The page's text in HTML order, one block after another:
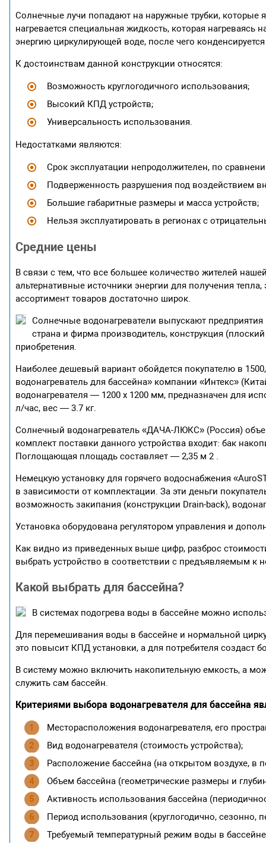
Солнечные лучи попадают на наружные трубки, которые
нагревается специальная жидкость, которая нагреваясь
энергию циркулирующей воде, после чего
К достоинствам данной конструкции относятся:
Возможность круглогодичного использования;
Высокий КПД устройств;
Универсальность использования.
Недостатками являются:
Срок эксплуатации непродолжителен, по
Подверженность разрушения под воздействием
Большие габаритные размеры и масса устройств;
Нельзя эксплуатировать в регионах с
Средние цены
В связи с тем, что все большее количество жителей
альтернативные источники энергии для получения
ассортимент товаров достаточно широк.
Солнечные водонагреватели выпускают
страна и фирма производитель, конструкция
приобретения.
Наиболее дешевый вариант обойдется покупателю в
водонагреватель для бассейна» компании «Интекс»
водонагревателя — 1200 х 1200 мм, предназначен для
л/час, вес — 3.7 кг.
Солнечный водонагреватель «ДАЧА-ЛЮКС» (Россия)
комплект поставки данного устройства входит: бак
Поглощающая площадь составляет — 2,35 м 2 .
Немецкую установку для горячего водоснабжения
в зависимости от комплектации. За эти деньги
возможность закипания (конструкции Drain-back),
Установка оборудована регулятором управления и
Как видно из приведенных выше цифр, разброс
выбрать устройство в соответствии с предъявляемым к
Какой выбрать для бассейна?
В системах подогрева воды в бассейне можно
Для перемешивания воды в бассейне и нормальной
это повысит КПД установки, а для потребителя создаст
В систему можно включить накопительную емкость, а
служить сам бассейн.
Критериями выбора водонагревателя для бассейна
Месторасположения водонагревателя, его
Вид водонагревателя (стоимость устройства);
Расположение бассейна (на открытом воздухе, в
Объем бассейна (геометрические размеры и
Активность использования бассейна
Период использования (круглогодично, сезонно,
Требуемый температурный режим воды в